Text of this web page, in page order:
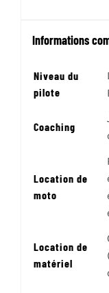
Informations
Niveau du
pilote
Coaching
Location de
moto
Location de
matériel